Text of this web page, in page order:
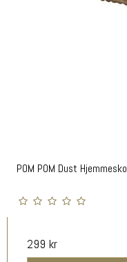
POM POM Dust Hjemmesko
299 kr